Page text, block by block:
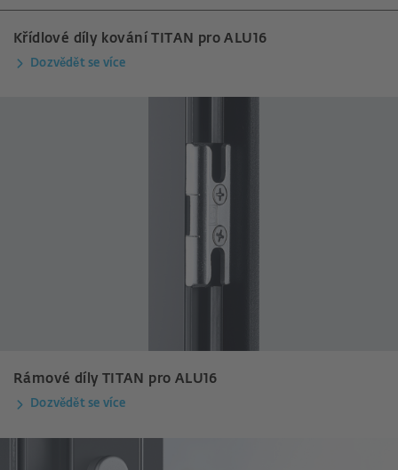
Křídlové díly kování TITAN pro ALU16
Dozvědět se více
Rámové díly TITAN pro ALU16
Dozvědět se více